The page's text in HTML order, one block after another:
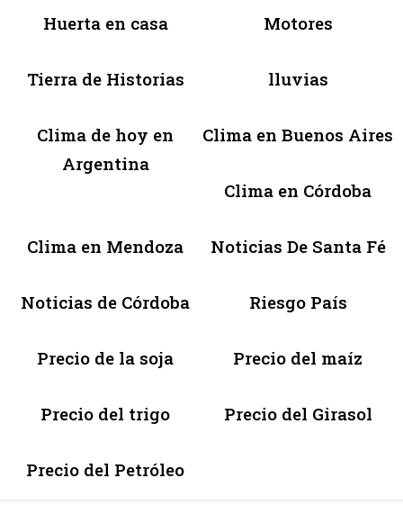
Huerta en casa Motores
Tierra de Historias lluvias
Clima de hoy en
Argentina
Clima en Buenos Aires
Clima en Córdoba
Clima en Mendoza Noticias De Santa Fé
Noticias de Córdoba Riesgo País
Precio de la soja Precio del maíz
Precio del trigo Precio del Girasol
Precio del Petróleo